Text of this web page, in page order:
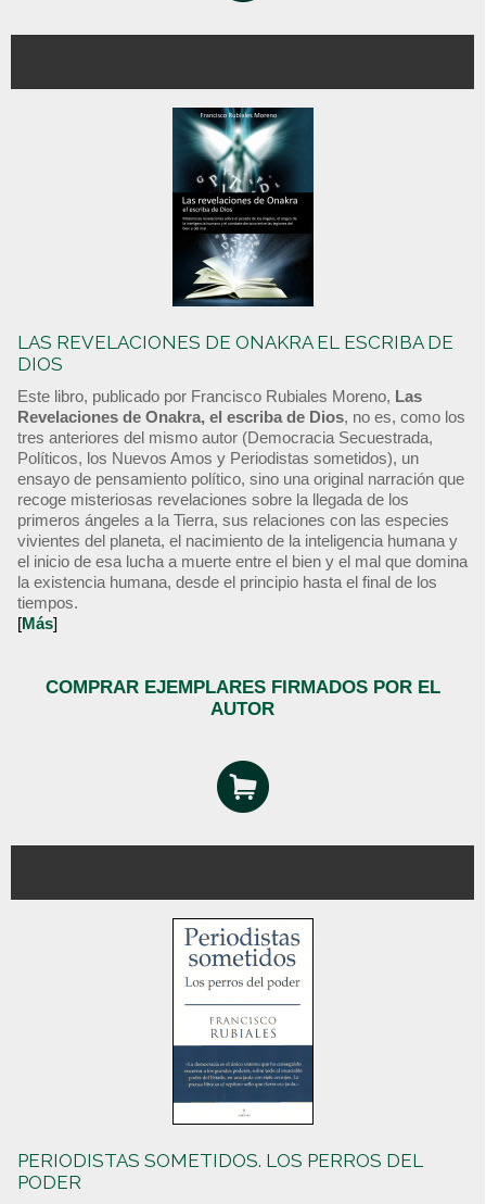
LAS REVELACIONES DE ONAKRA EL ESCRIBA DE
DIOS
Este libro, publicado por Francisco Rubiales Moreno, Las
Revelaciones de Onakra, el escriba de Dios, no es, como los
tres anteriores del mismo autor (Democracia Secuestrada,
Políticos, los Nuevos Amos y Periodistas sometidos), un
ensayo de pensamiento político, sino una original narración que
recoge misteriosas revelaciones sobre la llegada de los
primeros ángeles a la Tierra, sus relaciones con las especies
vivientes del planeta, el nacimiento de la inteligencia humana y
el inicio de esa lucha a muerte entre el bien y el mal que domina
la existencia humana, desde el principio hasta el final de los
tiempos.
[Más]
COMPRAR EJEMPLARES FIRMADOS POR EL
AUTOR
PERIODISTAS SOMETIDOS. LOS PERROS DEL
PODER